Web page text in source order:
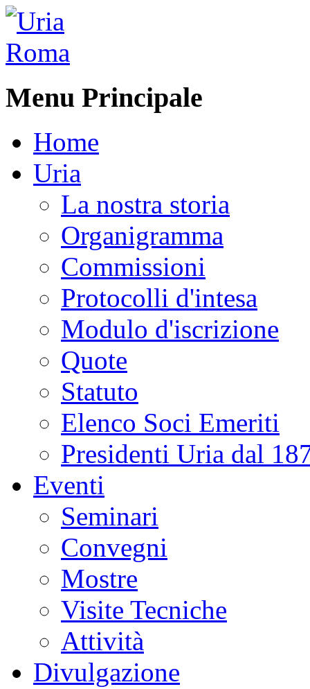
Menu Principale
Home
Uria
La nostra storia
Organigramma
Commissioni
Protocolli d'intesa
Modulo d'iscrizione
Quote
Statuto
Elenco Soci Emeriti
Presidenti Uria dal
Eventi
Seminari
Convegni
Mostre
Visite Tecniche
Attività
Divulgazione